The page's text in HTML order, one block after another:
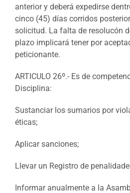
anterior y deberá expedirse
cinco (45) días corridos
solicitud. La falta de resolucón
plazo implicará tener por
peticionante.
ARTICULO 26º.- Es de
Disciplina:
Sustanciar los sumarios por
éticas;
Aplicar sanciones;
Llevar un Registro de
Informar anualmente a la